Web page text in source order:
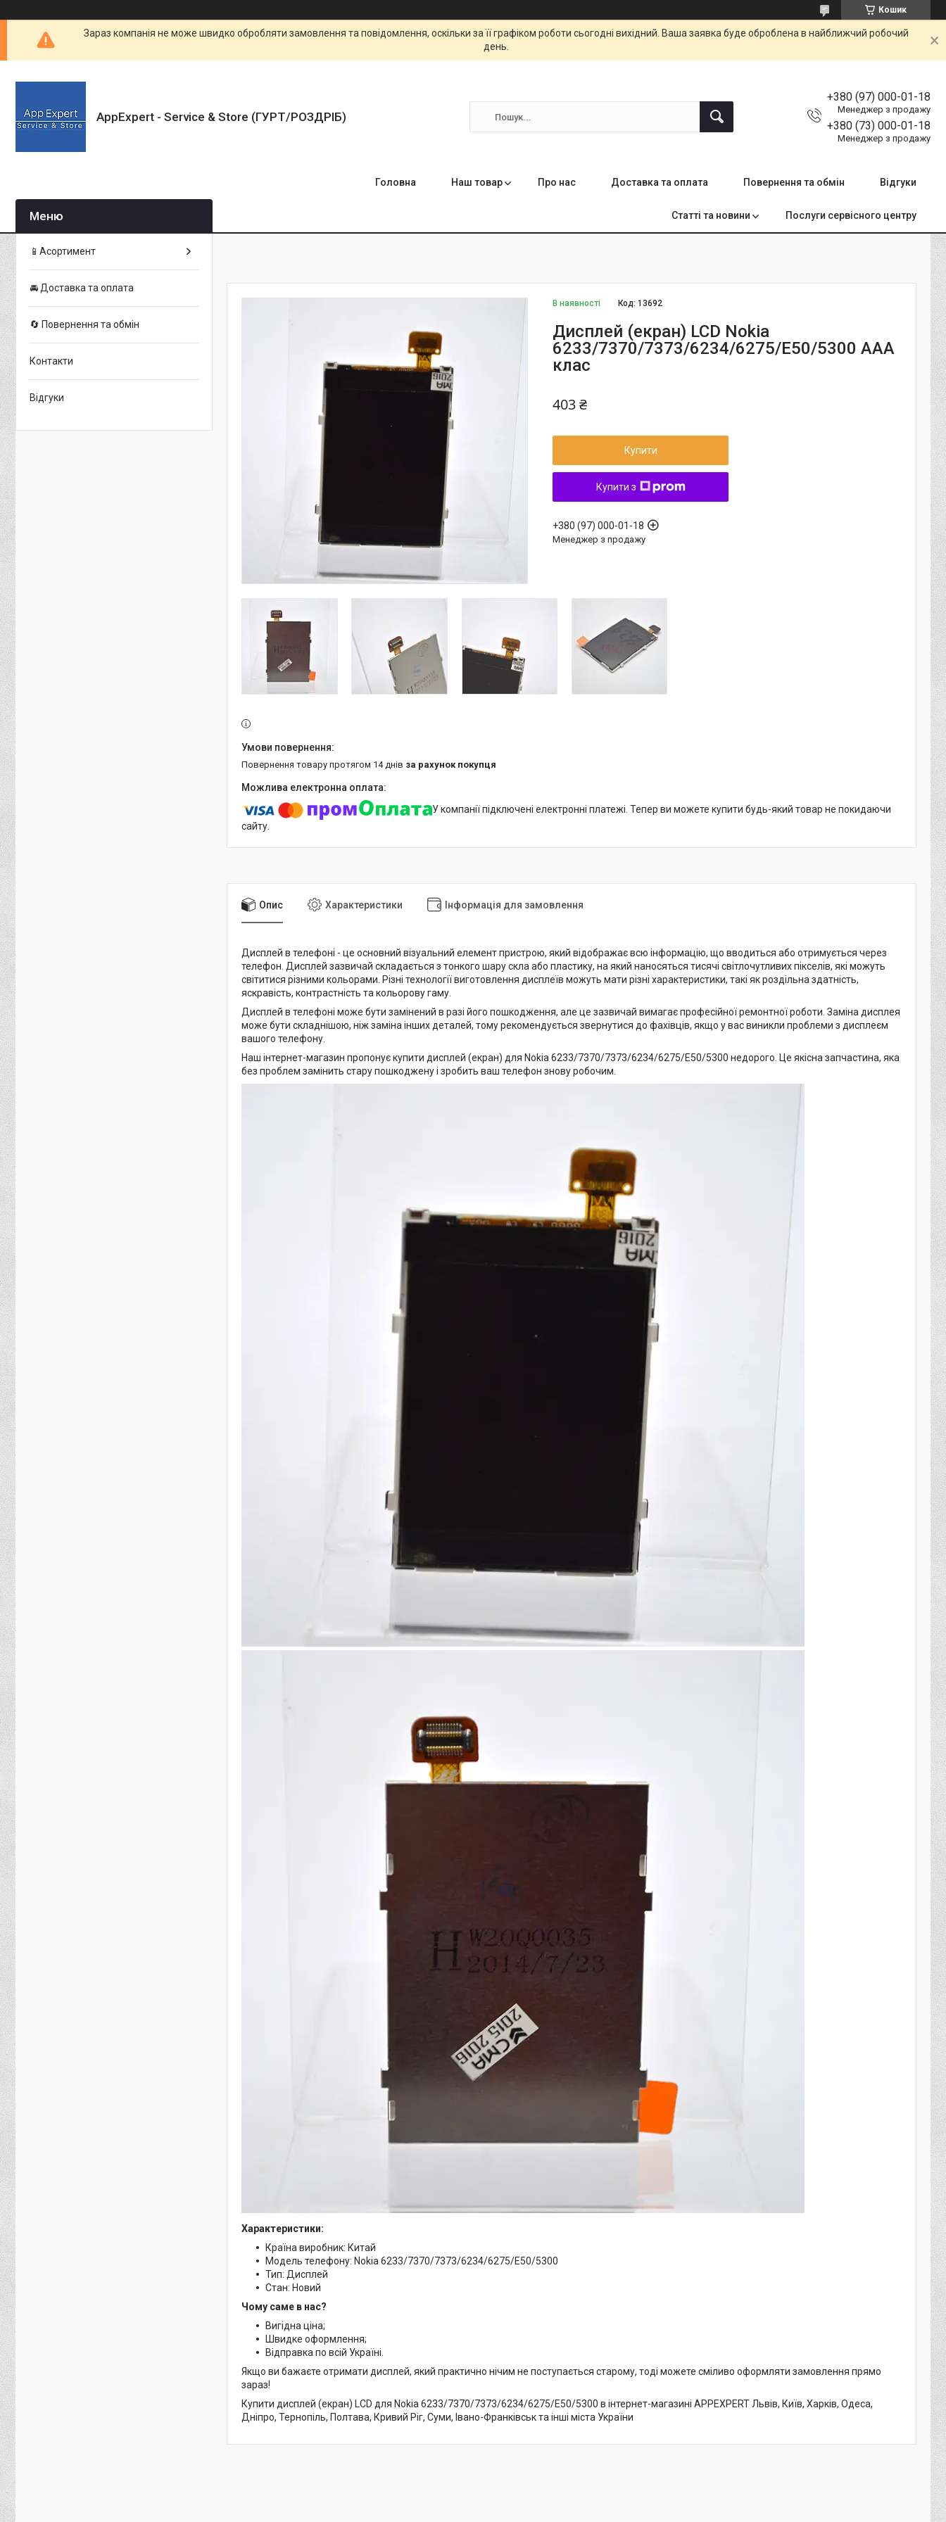
Кошик
Зараз компанія не може швидко обробляти замовлення та повідомлення, оскільки за її графіком роботи сьогодні вихідний. Ваша заявка буде оброблена в найближчий робочий
день.
AppExpert - Service & Store (ГУРТ/РОЗДРІБ)
+380 (97) 000-01-18
Менеджер з продажу
+380 (73) 000-01-18
Менеджер з продажу
Головна Наш товар Про нас Доставка та оплата Повернення та обмін Відгуки
Статті та новини Послуги сервісного центру
В наявності Код:13692
Дисплей (екран) LCD Nokia
6233/7370/7373/6234/6275/E50/5300 ААА
клас
403 ₴
Купити
Купити з
+380 (97) 000-01-18
Менеджер з продажу
повернення товару протягом 14 днів за рахунок покупця
У компанії підключені електронні платежі. Тепер ви можете купити будь-який товар не покидаючи
сайту.
Опис Характеристики Інформація для замовлення
Дисплей в телефоні - це основний візуальний елемент пристрою, який відображає всю інформацію, що вводиться або отримується через
телефон. Дисплей зазвичай складається з тонкого шару скла або пластику, на який наносяться тисячі світлочутливих пікселів, які можуть
світитися різними кольорами. Різні технології виготовлення дисплеїв можуть мати різні характеристики, такі як роздільна здатність,
яскравість, контрастність та кольорову гаму.
Дисплей в телефоні може бути замінений в разі його пошкодження, але це зазвичай вимагає професійної ремонтної роботи. Заміна дисплея
може бути складнішою, ніж заміна інших деталей, тому рекомендується звернутися до фахівців, якщо у вас виникли проблеми з дисплеєм
вашого телефону.
Наш інтернет-магазин пропонує купити дисплей (екран) для Nokia 6233/7370/7373/6234/6275/E50/5300 недорого. Це якісна запчастина, яка
без проблем замінить стару пошкоджену і зробить ваш телефон знову робочим.
Характеристики:
Країна виробник: Китай
Модель телефону: Nokia 6233/7370/7373/6234/6275/E50/5300
Тип: Дисплей
Стан: Новий
Чому саме в нас?
Вигідна ціна;
Швидке оформлення;
Відправка по всій Україні.
Якщо ви бажаєте отримати дисплей, який практично нічим не поступається старому, тоді можете сміливо оформляти замовлення прямо
зараз!
Купити дисплей (екран) LCD для Nokia 6233/7370/7373/6234/6275/E50/5300 в інтернет-магазині APPEXPERT Львів, Київ, Харків, Одеса,
Дніпро, Тернопіль, Полтава, Кривий Ріг, Суми, Івано-Франківськ та інші міста України
📱Асортимент
🚘 Доставка та оплата
🔄 Повернення та обмін
Контакти
Відгуки